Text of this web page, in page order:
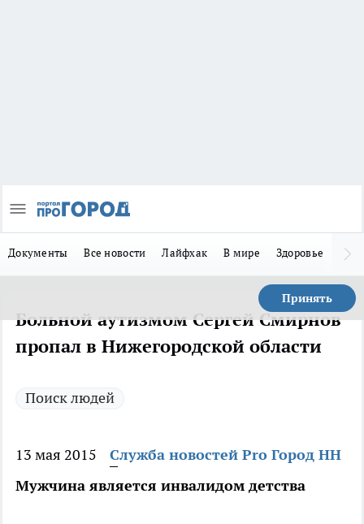
Документы Все новости Лайфхак В мире Здоровье
Принять
Больной аутизмом Сергей Смирнов
пропал в Нижегородской области
Поиск людей
13 мая 2015
Служба новостей Pro Город НН
Мужчина является инвалидом детства